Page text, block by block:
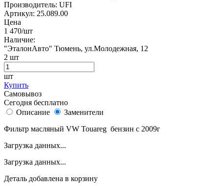
Производитель: UFI
Артикул: 25.089.00
Цена
1 470/шт
Наличие:
"ЭталонАвто" Тюмень, ул.Молодежная, 12
2 шт
шт
Купить
Самовывоз
Сегодня бесплатно
Описание
Заменители
Фильтр масляный VW Touareg бензин с 2009г
Загрузка данных...
Загрузка данных...
Деталь добавлена в корзину